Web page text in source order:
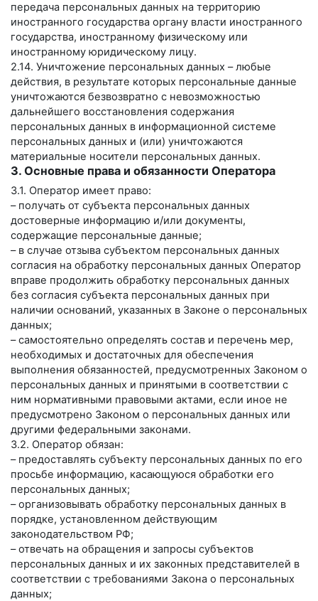
передача персональных данных на территорию
иностранного государства органу власти иностранного
государства, иностранному физическому или
иностранному юридическому лицу.
2.14. Уничтожение персональных данных – любые
действия, в результате которых персональные данные
уничтожаются безвозвратно с невозможностью
дальнейшего восстановления содержания
персональных данных в информационной системе
персональных данных и (или) уничтожаются
материальные носители персональных данных.
3. Основные права и обязанности Оператора
3.1. Оператор имеет право:
– получать от субъекта персональных данных
достоверные информацию и/или документы,
содержащие персональные данные;
– в случае отзыва субъектом персональных данных
согласия на обработку персональных данных Оператор
вправе продолжить обработку персональных данных
без согласия субъекта персональных данных при
наличии оснований, указанных в Законе о персональных
данных;
– самостоятельно определять состав и перечень мер,
необходимых и достаточных для обеспечения
выполнения обязанностей, предусмотренных Законом о
персональных данных и принятыми в соответствии с
ним нормативными правовыми актами, если иное не
предусмотрено Законом о персональных данных или
другими федеральными законами.
3.2. Оператор обязан:
– предоставлять субъекту персональных данных по его
просьбе информацию, касающуюся обработки его
персональных данных;
– организовывать обработку персональных данных в
порядке, установленном действующим
законодательством РФ;
– отвечать на обращения и запросы субъектов
персональных данных и их законных представителей в
соответствии с требованиями Закона о персональных
данных;